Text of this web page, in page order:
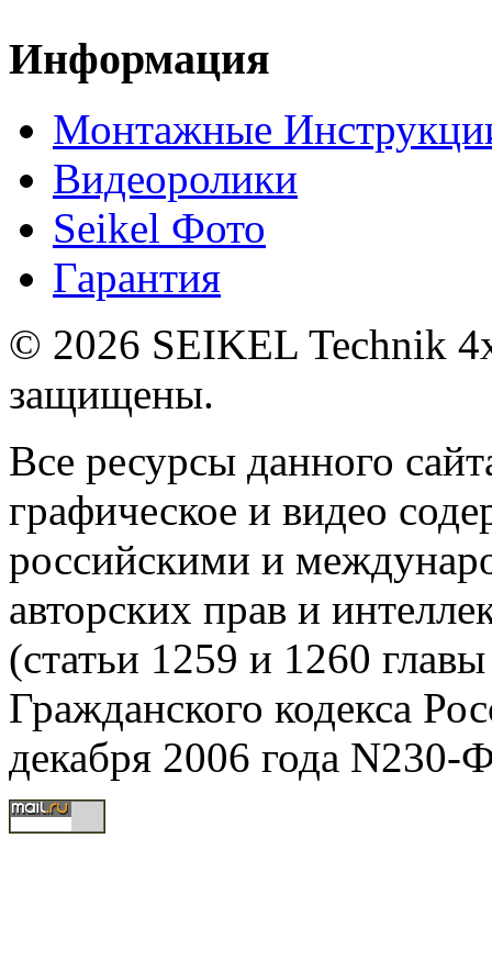
Информация
Монтажные
Видеоролики
Seikel Фото
Гарантия
© 2026 SEIKEL Technik
защищены.
Все ресурсы данного
графическое и видео
российскими и
авторских прав и
(статьи 1259 и 1260
Гражданского кодекса
декабря 2006 года N230-